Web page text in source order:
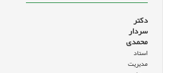
دکتر
سردار
محمدی
استاد
مدیریت